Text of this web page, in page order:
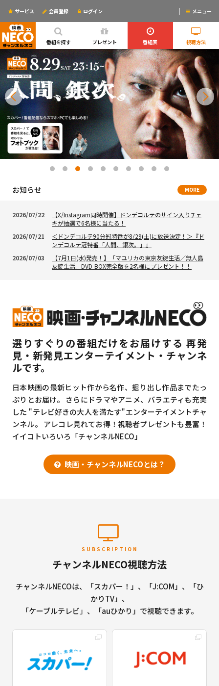
番組を探す プレゼント 番組表 視聴方法
サービス 会員登録 ログイン メニュー
ログインするとリマインドメールが使えるYO!
お知らせ MORE
2026/07/22
【X/Instagram同時開催】ドンデコルテのサイン入りチェ
キが抽選で6名様に当たる！
2026/07/21
＜ドンデコルテ90分冠特番が8/29(土)に放送決定！＞『ド
ンデコルテ冠特番「人間、銀次。」』
2026/07/03
【7月1日(水)発売！】「マユリカの東京友錠生活／無人島
友錠生活」DVD-BOX完全版を2名様にプレゼント！！
選りすぐりの番組だけをお届けする 再発
見・新発見エンターテイメント・チャンネ
ルです。
日本映画の最新ヒット作から名作、掘り出し作品までたっ
ぷりとお届け。
さらにドラマやアニメ、バラエティも充実
した "テレビ好きの大人を満たす"エンターテイメントチャ
ンネル。
アレコレ見れてお得！視聴者プレゼントも豊富！
イイコトいろいろ「チャンネルNECO」
映画・チャンネルNECOとは？
SUBSCRIPTION
チャンネルNECO視聴方法
チャンネルNECOは、「スカパー！」、「J:COM」、「ひ
かりTV」、
「ケーブルテレビ」、「auひかり」で視聴できます。